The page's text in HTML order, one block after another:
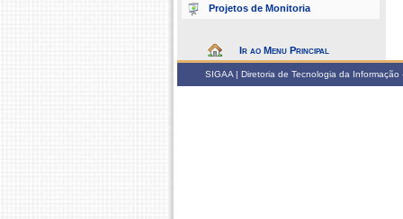
Projetos de Monitoria
Ir ao Menu Principal
SIGAA | Diretoria de Tecnologia da